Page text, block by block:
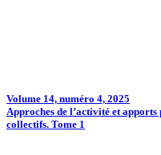
Volume 14, numéro 4, 2025
Approches de l’activité et
collectifs. Tome 1